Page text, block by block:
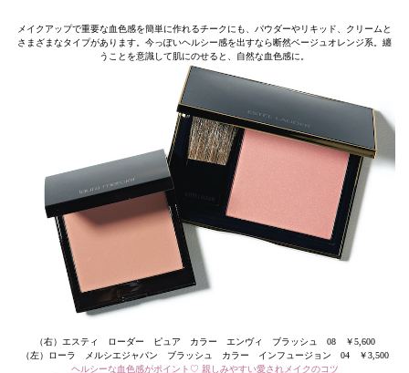
メイクアップで重要な血色感を簡単に作れるチークにも、パウダーやリキッド、クリームと
さまざまなタイプがあります。今っぽいヘルシー感を出すなら断然ベージュオレンジ系。纏
うことを意識して肌にのせると、自然な血色感に。
（右）エスティ ローダー ピュア カラー エンヴィ ブラッシュ 08 ￥5,600
（左）ローラ メルシエジャパン ブラッシュ カラー インフュージョン 04 ￥3,500
ヘルシーな血色感がポイント♡ 親しみやすい愛されメイクのコツ